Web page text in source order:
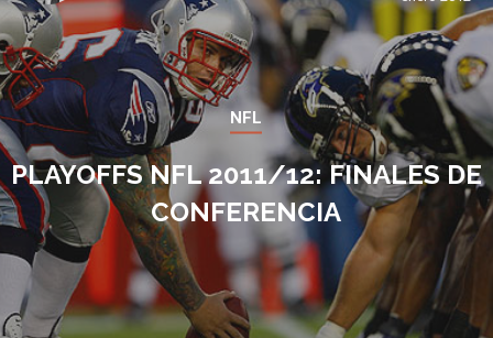
NFL
PLAYOFFS NFL 2011/12: FINALES DE
CONFERENCIA